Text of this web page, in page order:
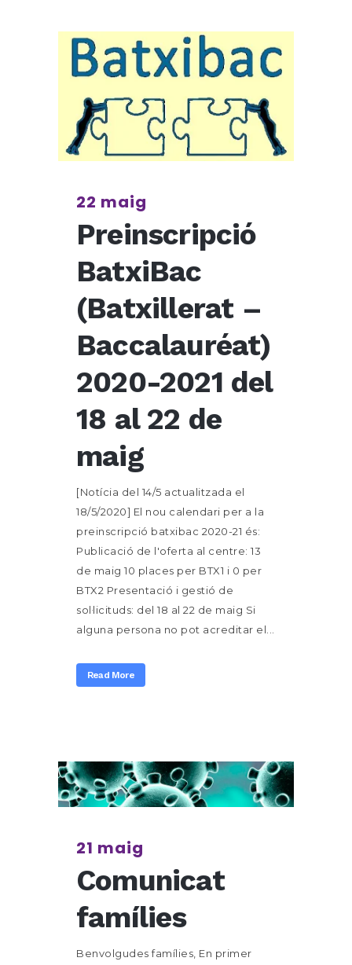
22 maig
Preinscripció
BatxiBac
(Batxillerat –
Baccalauréat)
2020-2021 del
18 al 22 de
maig
[Notícia del 14/5 actualitzada el
18/5/2020] El nou calendari per a la
preinscripció batxibac 2020-21 és:
Publicació de l'oferta al centre: 13
de maig 10 places per BTX1 i 0 per
BTX2 Presentació i gestió de
sol·licituds: del 18 al 22 de maig Si
alguna persona no pot acreditar el...
Read More
21 maig
Comunicat
famílies
Benvolgudes famílies, En primer